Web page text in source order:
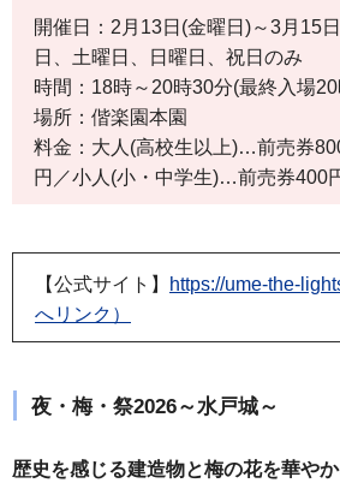
開催日：2月13日(金曜日)～3月15
日、土曜日、日曜日、祝日のみ
時間：18時～20時30分(最終入場
場所：偕楽園本園
料金：大人(高校生以上)…前売券
円／小人(小・中学生)…前売券400
【公式サイト】
https://ume-the-
へリンク）
夜・梅・祭2026～水戸城～
歴史を感じる建造物と梅の花を華や